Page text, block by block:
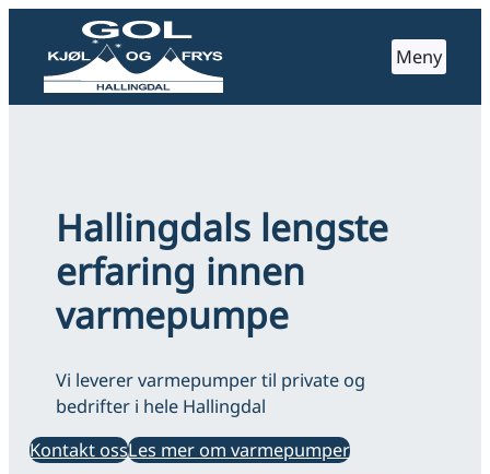
innhold
Meny
Hallingdals lengste
erfaring innen
varmepumpe
Vi leverer varmepumper til private og
bedrifter i hele Hallingdal
Kontakt ossLes mer om varmepumper